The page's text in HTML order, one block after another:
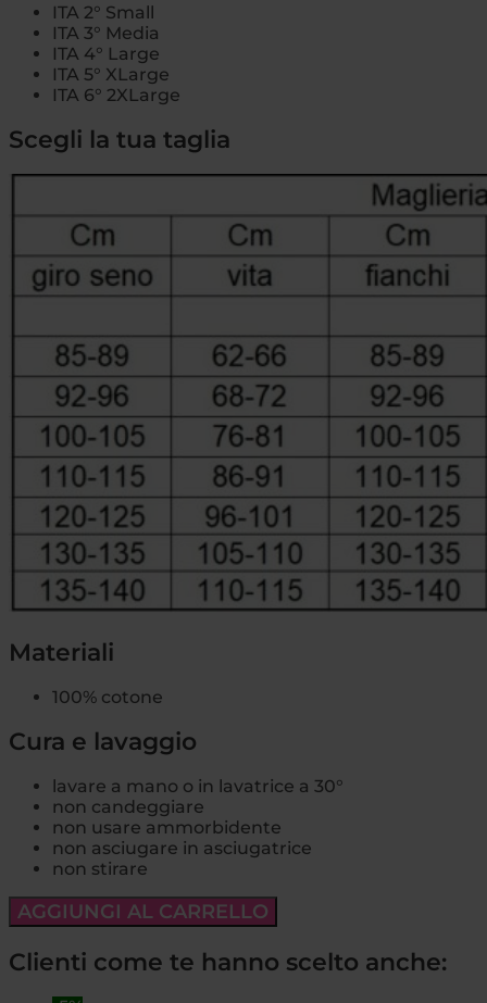
ITA 2° Small
ITA 3° Media
ITA 4° Large
ITA 5° XLarge
ITA 6° 2XLarge
Scegli la tua taglia
Materiali
100% cotone
Cura e lavaggio
lavare a mano o in lavatrice a 30°
non candeggiare
non usare ammorbidente
non asciugare in asciugatrice
non stirare
AGGIUNGI AL CARRELLO
Clienti come te hanno scelto anche: